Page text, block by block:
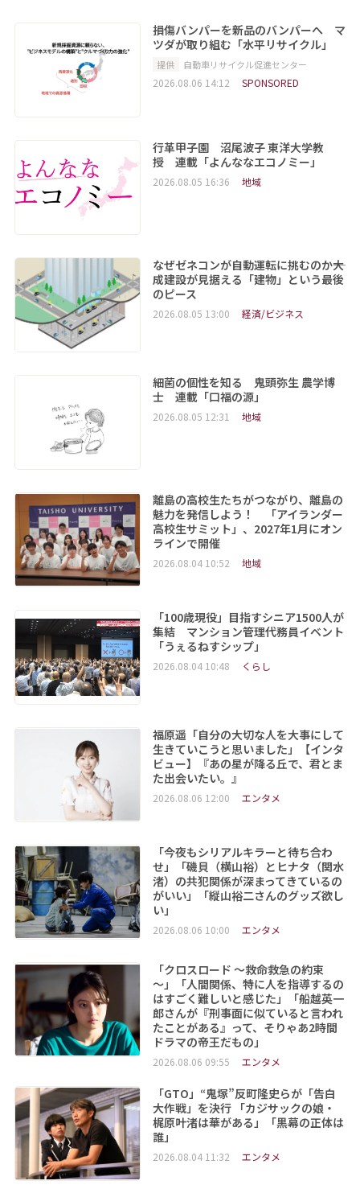
損傷バンパーを新品のバンパーへ マ
ツダが取り組む「水平リサイクル」
提供 自動車リサイクル促進センター
2026.08.06 14:12 SPONSORED
行革甲子園 沼尾波子 東洋大学教
授 連載「よんななエコノミー」
2026.08.05 16:36 地域
なぜゼネコンが自動運転に挑むのか――大
成建設が見据える「建物」という最後
のピース
2026.08.05 13:00 経済/ビジネス
細菌の個性を知る 鬼頭弥生 農学博
士 連載「口福の源」
2026.08.05 12:31 地域
離島の高校生たちがつながり、離島の
魅力を発信しよう！ 「アイランダー
高校生サミット」、2027年1月にオン
ラインで開催
2026.08.04 10:52 地域
「100歳現役」目指すシニア1500人が
集結 マンション管理代務員イベント
「うぇるねすシップ」
2026.08.04 10:48 くらし
福原遥「自分の大切な人を大事にして
生きていこうと思いました」【インタ
ビュー】『あの星が降る丘で、君とま
た出会いたい。』
2026.08.06 12:00 エンタメ
「今夜もシリアルキラーと待ち合わ
せ」「磯貝（横山裕）とヒナタ（関水
渚）の共犯関係が深まってきているの
がいい」「縦山裕二さんのグッズ欲し
い」
2026.08.06 10:00 エンタメ
「クロスロード ～救命救急の約束
～」「人間関係、特に人を指導するの
はすごく難しいと感じた」「船越英一
郎さんが『刑事面に似ていると言われ
たことがある』って、そりゃあ2時間
ドラマの帝王だもの」
2026.08.06 09:55 エンタメ
「GTO」“鬼塚”反町隆史らが「告白
大作戦」を決行 「カジサックの娘・
梶原叶渚は華がある」「黒幕の正体は
誰」
2026.08.04 11:32 エンタメ